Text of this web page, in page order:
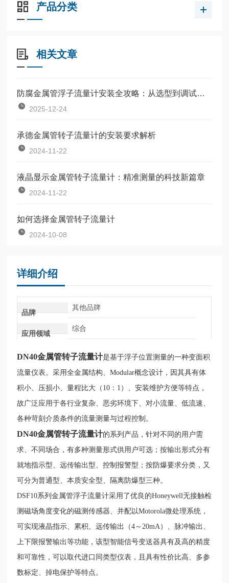
产品分类
相关文章
防腐金属管浮子流量计安装全攻略：从选型到调试的完整指南
2025-12-24
承德金属管转子流量计的安装要求解析
2024-11-22
液晶显示金属管转子流量计：精准测量的科技新篇章
2024-11-22
如何选择金属管转子流量计
2024-10-08
详细介绍
品牌
其他品牌
应用领域
综合
DN40金属管转子流量计是基于浮子位置测量的一种变面积
流量仪表。采用全金属结构、Modular概念设计，因其具有体
积小、压损小、量程比大（10：1）、安装维护方便等特点，
故广泛应用于各行业复杂、恶劣环境下、对小流量、低流速、
各种苛刻介质条件的流量测量与过程控制。
DN40金属管转子流量计的系列产品，针对不同的用户需
求、不同场合，有多种测量形式供用户可选；按输出形式分有
就地指示型、远传输出型、控制报警型；按防爆要求分类，又
可分为普通型、本质安全型、隔离防爆型三种。
DSF10系列金属管浮子流量计采用了优良的Honeywell无接触检
测磁场角度变化的磁测传感器、并配以Motorola微处理系统，
可实现液晶指示、累积、远传输出（4～20mA）、脉冲输出、
上下限报警输出等功能，该型智能信号变送器具有及高的精度
和可靠性，可以取代进口同类型仪表，且具有性价比高、多参
数标定、掉电保护等特点。